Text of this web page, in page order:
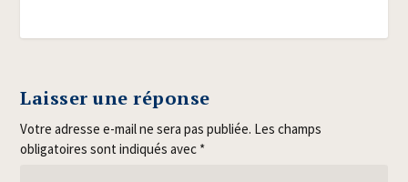
Laisser une réponse
Votre adresse e-mail ne sera pas publiée. Les champs
obligatoires sont indiqués avec *